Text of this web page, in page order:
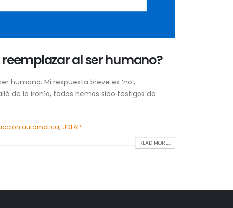
al ser humano?
Mi respuesta breve es ‘no’,
de la ironía, todos hemos sido testigos de
automática,UDLAP
READ MORE...